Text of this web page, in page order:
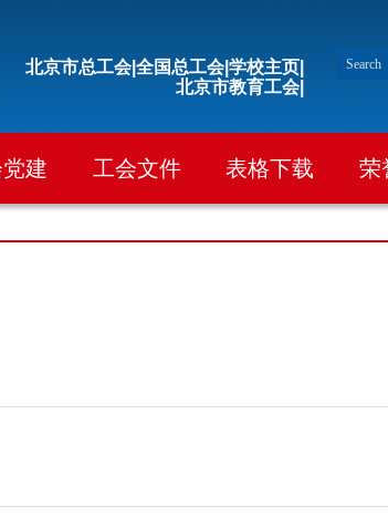
学校主页|
全国总工会|
北京市总工会|
北京市教育工会|
建 工会文件 表格下载 荣